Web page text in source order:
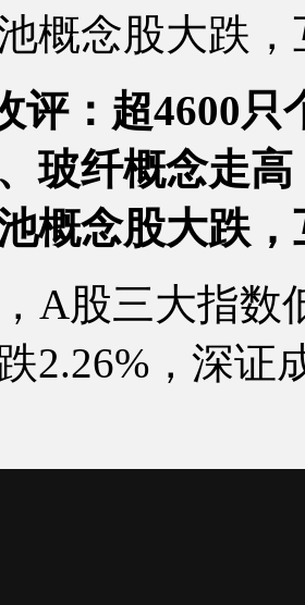
概念股大跌
评：超4600只
玻纤概念走
概念股大跌
股三大指数
2.26%，深证